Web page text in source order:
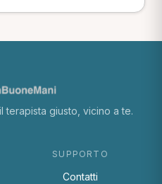
terapista giusto, vicino a te.
SUPPORTO
Contatti